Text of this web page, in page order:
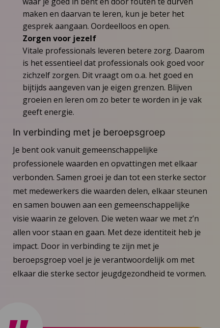
maken en daarvan te leren, kun je beter het
gesprek aangaan. Oordeelloos en open.
Zorgen voor jezelf
Vitale professionals leveren betere zorg. Daarom
is het essentieel dat professionals ook goed voor
zichzelf zorgen. Dit vraagt om o.a. het goed en
bijtijds aangeven van je eigen grenzen. Blijven
groeien en leren om zo beter te worden in je vak
geeft energie.
In verbinding met je beroepsgroep
Je bent ook vanuit gemeenschappelijke
professionele waarden en opvattingen met elkaar
verbonden. Samen groei je dan tot een sterke sector
met medewerkers die waarden delen, elkaar steunen
en samen bouwen aan een gemeenschappelijke
visie waarin ze geloven. Die weten waar we met z’n
allen voor staan en gaan. Met deze identiteit heb je
impact. Door in verbinding te zijn met je
beroepsgroep voel je je verantwoordelijk om met
elkaar die sterke sector jeugdgezondheid te vormen.